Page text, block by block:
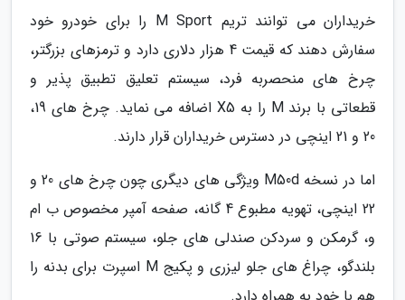
خریداران می توانند تریم M Sport را برای خودرو خود
سفارش دهند که قیمت 4 هزار دلاری دارد و ترمزهای بزرگتر،
چرخ های منحصربه فرد، سیستم تعلیق تطبیق پذیر و
قطعاتی با برند M را به X5 اضافه می نماید. چرخ های 19،
20 و 21 اینچی در دسترس خریداران قرار دارند.
اما در نسخه M50d ویژگی های دیگری چون چرخ های 20 و
22 اینچی، تهویه مطبوع 4 گانه، صفحه آمپر مخصوص ب ام
و، گرمکن و سردکن صندلی های جلو، سیستم صوتی با 16
بلندگو، چراغ های جلو لیزری و پکیج M اسپرت برای بدنه را